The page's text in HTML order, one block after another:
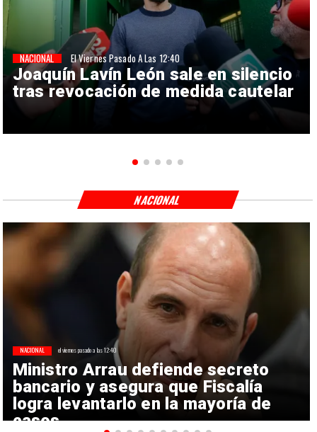
Joaquín Lavín León sale en silencio
tras revocación de medida cautelar
NACIONAL El Viernes Pasado A Las 12:40
Ministro Arrau defiende secreto
bancario y asegura que Fiscalía
logra levantarlo en la mayoría de
casos
NACIONAL el viernes pasado a las 12:40
NACIONAL